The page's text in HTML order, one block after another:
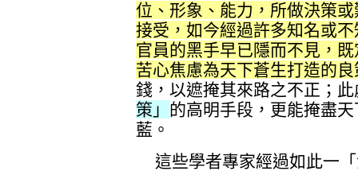
位、形象、能力，所做決策
接受，如今經過許多知名或
官員的黑手早已隱而不見，
苦心焦慮為天下蒼生打造的良
錢，以遮掩其來路之不正；
策」 的高明手段，更能掩盡
藍。
這些學者專家經過如此一